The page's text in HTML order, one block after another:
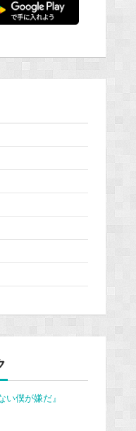
い僕が嫌だ』